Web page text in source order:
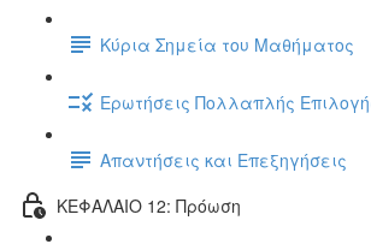
Κύρια Σημεία του Μαθήματος
Ερωτήσεις Πολλαπλής
Απαντήσεις και Επεξηγήσεις
ΚΕΦΑΛΑΙΟ 12: Πρόωση